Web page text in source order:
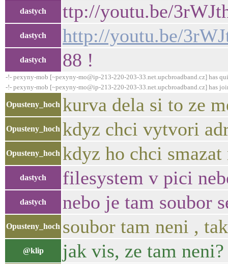
dastych ttp://youtu.be/
dastych http://youtu.be/
dastych 88 !
-!- pexyny-mob [~pexyny-mo@ip-213-220-203-33.net.upcbroadband.cz] has
-!- pexyny-mob [~pexyny-mo@ip-213-220-203-33.net.upcbroadband.cz] has
Opusteny_hoch kurva dela si to ze
Opusteny_hoch kdyz chci vytvori
Opusteny_hoch kdyz ho chci smazat
dastych filesystem v pici
dastych nebo je tam soubor
Opusteny_hoch soubor tam neni ,
@klip jak vis, ze tam neni?